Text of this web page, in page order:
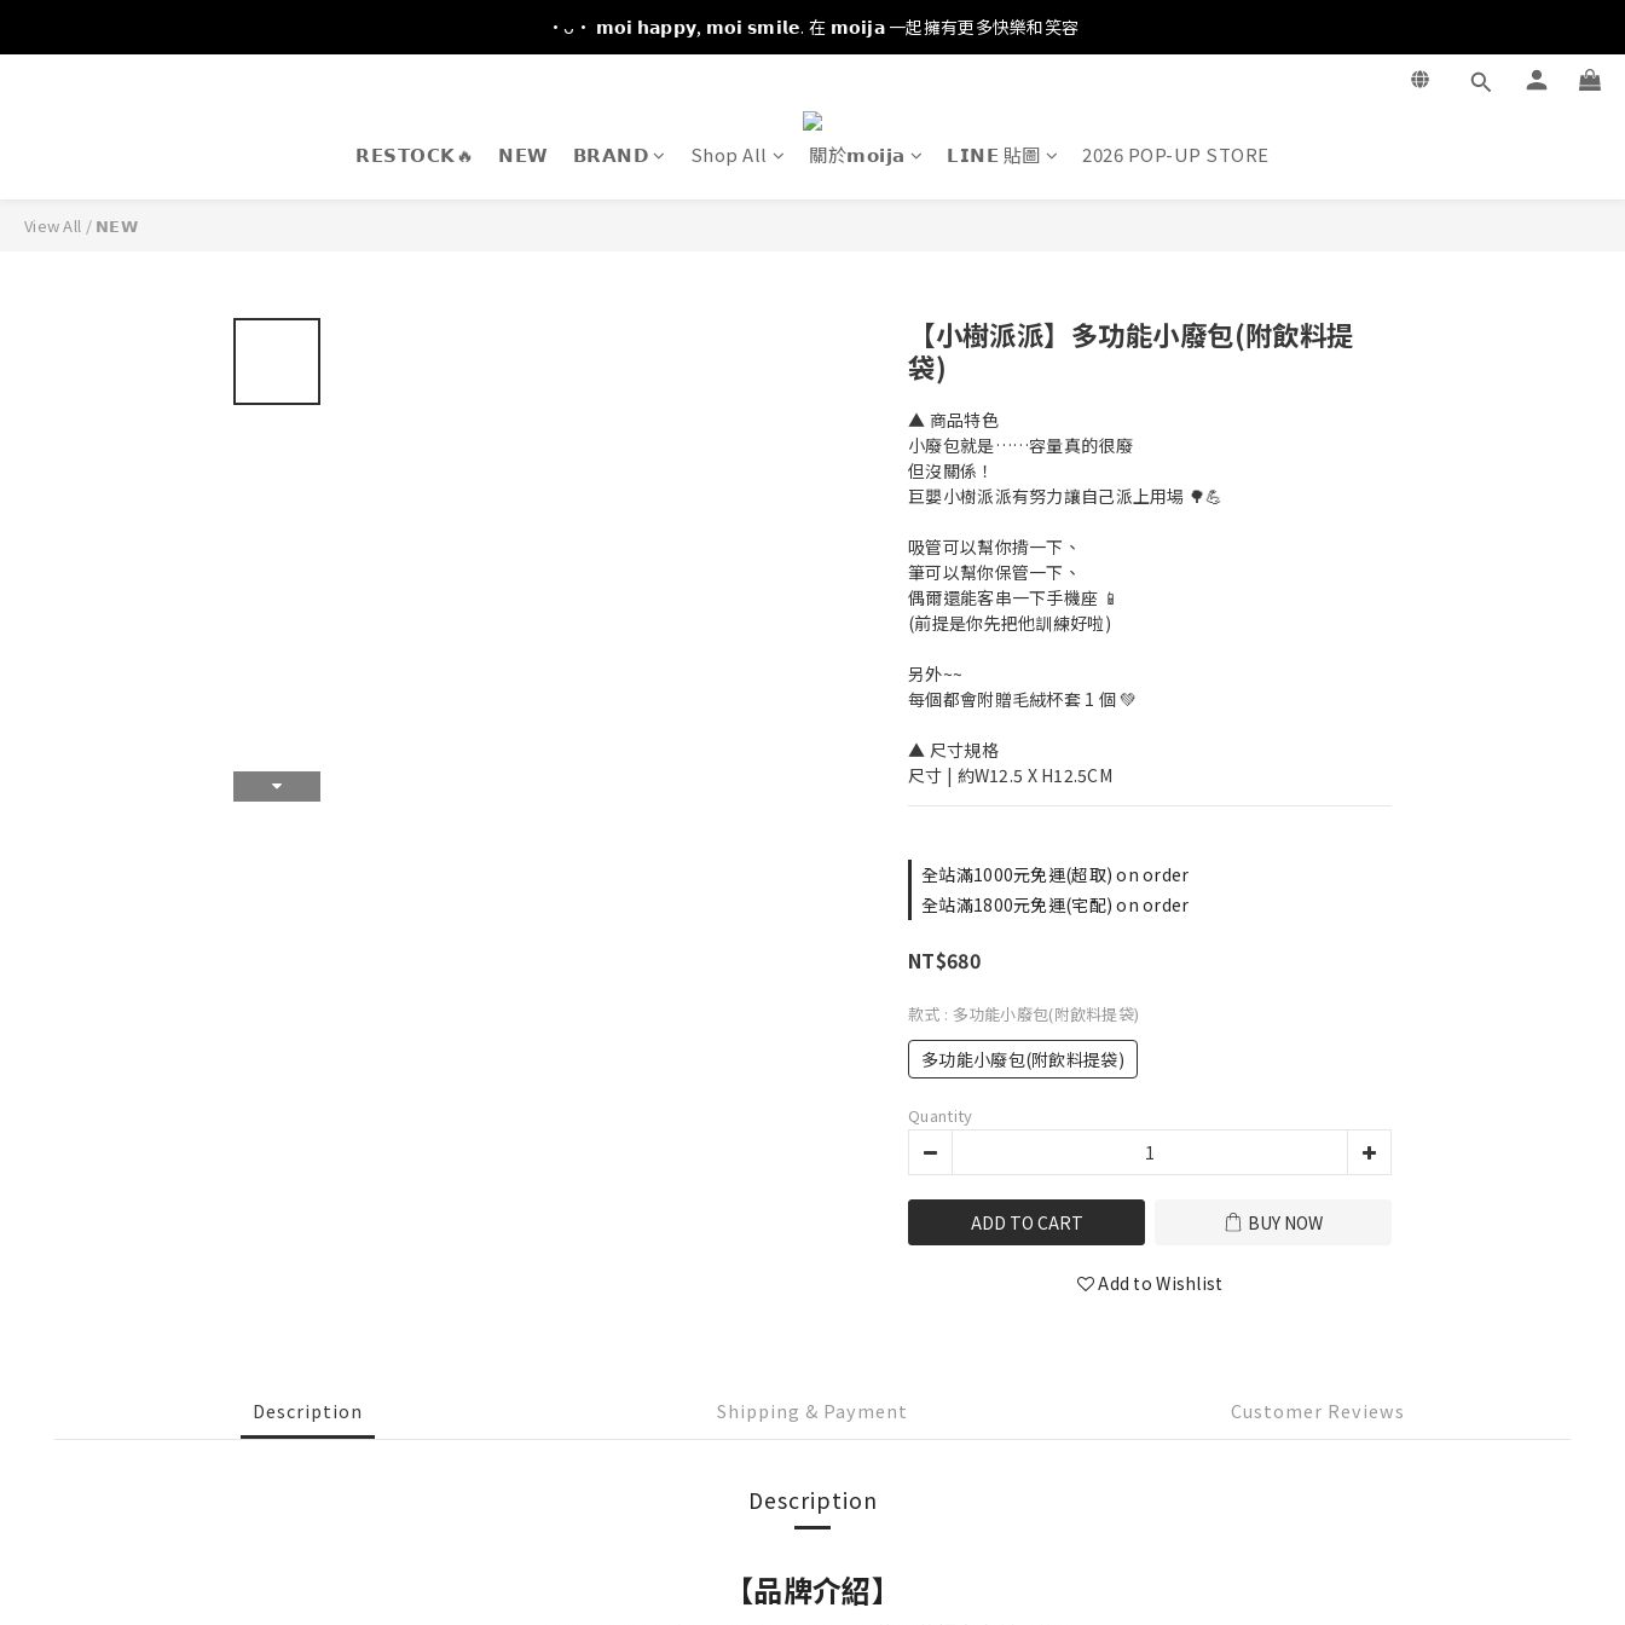
·ᴗ· 𝗺𝗼𝗶 𝗵𝗮𝗽𝗽𝘆, 𝗺𝗼𝗶 𝘀𝗺𝗶𝗹𝗲. 在 𝗺𝗼𝗶𝗷𝗮 一起擁有更多快樂和笑容
𝗥𝗘𝗦𝗧𝗢𝗖𝗞🔥 𝗡𝗘𝗪 𝗕𝗥𝗔𝗡𝗗 Shop All 關於𝗺𝗼𝗶𝗷𝗮 𝗟𝗜𝗡𝗘 貼圖 2026 POP-UP STORE
View All / 𝗡𝗘𝗪
【小樹派派】多功能小廢包(附飲料提
袋)
▲ 商品特色
小廢包就是……容量真的很廢
但沒關係！
巨嬰小樹派派有努力讓自己派上用場 🌳💪
吸管可以幫你揹一下、
筆可以幫你保管一下、
偶爾還能客串一下手機座 📱
(前提是你先把他訓練好啦)
另外~~
每個都會附贈毛絨杯套 1 個 💚
▲ 尺寸規格
尺寸 | 約W12.5 X H12.5CM
全站滿1000元免運(超取) on order
全站滿1800元免運(宅配) on order
NT$680
款式 : 多功能小廢包(附飲料提袋)
多功能小廢包(附飲料提袋)
Quantity
ADD TO CART BUY NOW
Add to Wishlist
Description Shipping & Payment Customer Reviews
Description
【品牌介紹】